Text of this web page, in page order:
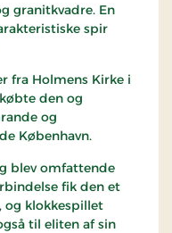
granitkvadre. En
spir
fra Holmens Kirke i
den og
og
København.
blev omfattende
fik den et
og klokkespillet
til eliten af ​​sin